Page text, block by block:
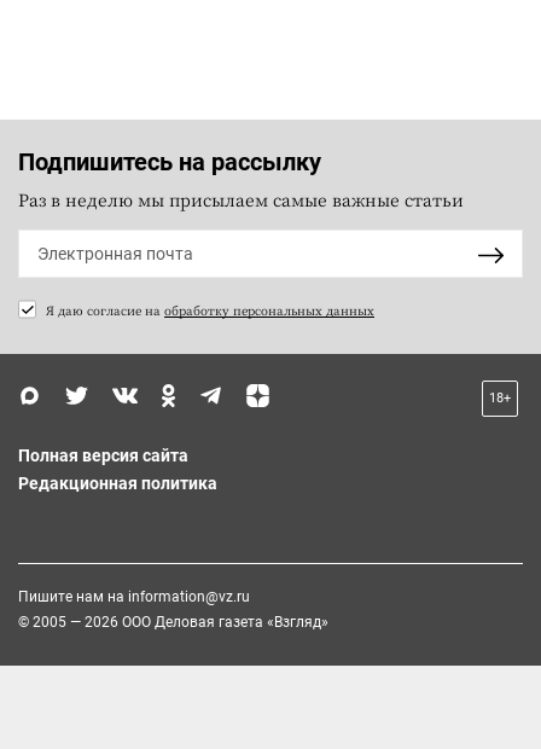
Подпишитесь на рассылку
Раз в неделю мы присылаем самые важные статьи
Я даю согласие на обработку персональных данных
18+
Полная версия сайта
Редакционная политика
Пишите нам на information@vz.ru
© 2005 — 2026 ООО Деловая газета «Взгляд»